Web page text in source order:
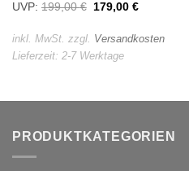
UVP: 199,00€ Ursprünglicher
199,00 €
179,00 €Aktueller
179,00 €.
inkl. MwSt. zzgl. Versandkosten
Lieferzeit: 2-7 Werktage
PRODUKTKATEGORIEN